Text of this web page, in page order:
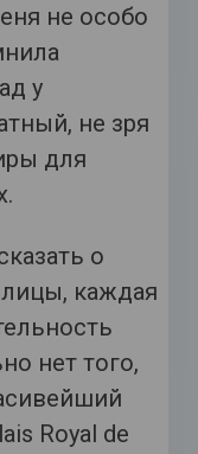
не особо
у
не зря
для
о
каждая
нет того,
Royal de